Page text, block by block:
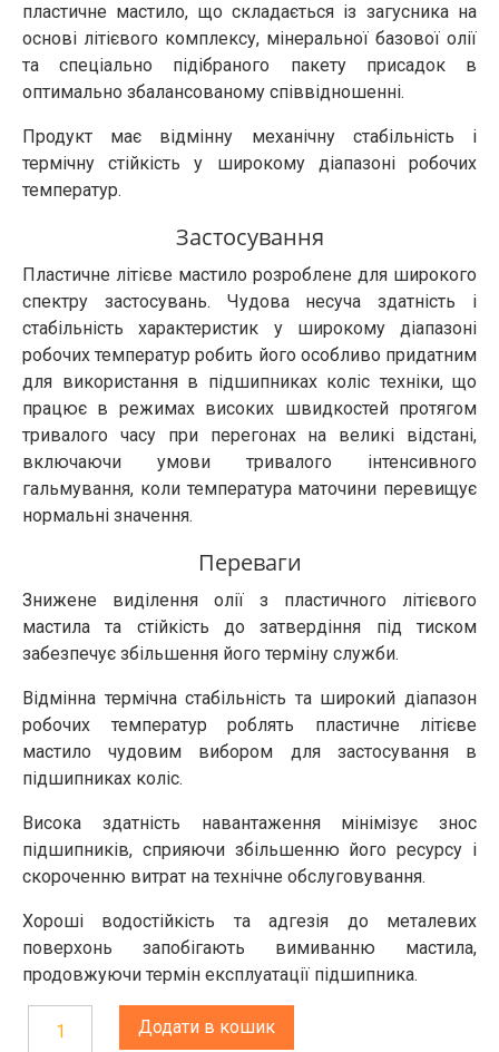
пластичне мастило, що складається із загусника на
основі літієвого комплексу, мінеральної базової олії
та спеціально підібраного пакету присадок в
оптимально збалансованому співвідношенні.
Продукт має відмінну механічну стабільність і
термічну стійкість у широкому діапазоні робочих
температур.
Застосування
Пластичне літієве мастило розроблене для широкого
спектру застосувань. Чудова несуча здатність і
стабільність характеристик у широкому діапазоні
робочих температур робить його особливо придатним
для використання в підшипниках коліс техніки, що
працює в режимах високих швидкостей протягом
тривалого часу при перегонах на великі відстані,
включаючи умови тривалого інтенсивного
гальмування, коли температура маточини перевищує
нормальні значення.
Переваги
Знижене виділення олії з пластичного літієвого
мастила та стійкість до затвердіння під тиском
забезпечує збільшення його терміну служби.
Відмінна термічна стабільність та широкий діапазон
робочих температур роблять пластичне літієве
мастило чудовим вибором для застосування в
підшипниках коліс.
Висока здатність навантаження мінімізує знос
підшипників, сприяючи збільшенню його ресурсу і
скороченню витрат на технічне обслуговування.
Хороші водостійкість та адгезія до металевих
поверхонь запобігають вимиванню мастила,
продовжуючи термін експлуатації підшипника.
Мастило
Додати в кошик